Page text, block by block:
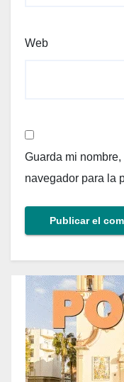
Web
Guarda mi
navegador para la